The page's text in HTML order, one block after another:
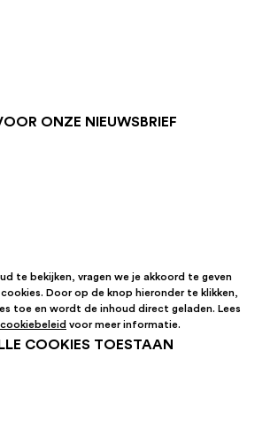
ONZE NIEUWSBRIEF
te bekijken, vragen we je akkoord te geven
Door op de knop hieronder te klikken,
toe en wordt de inhoud direct geladen. Lees
cookiebeleid voor meer informatie.
COOKIES TOESTAAN